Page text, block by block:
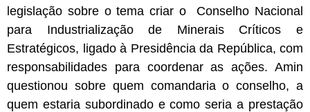
legislação sobre o tema criar o Conselho Nacional
para Industrialização de Minerais Críticos e
Estratégicos, ligado à Presidência da República, com
responsabilidades para coordenar as ações. Amin
questionou sobre quem comandaria o conselho, a
quem estaria subordinado e como seria a prestação